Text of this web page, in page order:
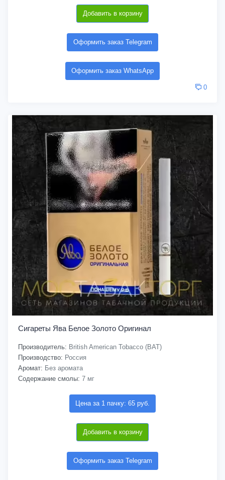
Добавить в корзину
Оформить заказ Telegram
Оформить заказ WhatsApp
0
Сигареты Ява Белое Золото Оригинал
Производитель: British American Tobacco (BAT)
Производство: Россия
Аромат: Без аромата
Содержание смолы: 7 мг
Цена за 1 пачку: 65 руб.
Добавить в корзину
Оформить заказ Telegram